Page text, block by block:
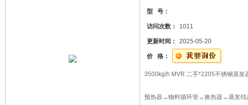
型 号：
访问次数： 1011
更新时间： 2025-05-20
价 格：
3500kg/h MVR 二手*2205不锈钢蒸发
预热器→物料循环管→换热器→蒸发